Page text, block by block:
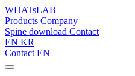
WHATsLAB
Products Company
Spine download Contact
EN KR
Contact EN